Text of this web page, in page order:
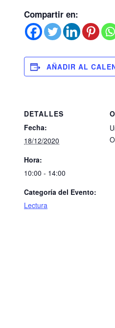
Compartir en:
AÑADIR AL
DETALLES
Fecha:
18/12/2020
Hora:
10:00 - 14:00
Categoría del Evento:
Lectura